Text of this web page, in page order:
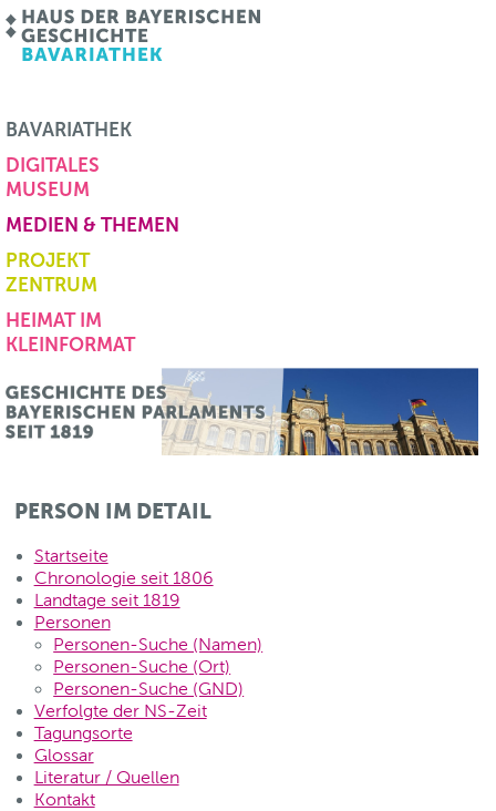
BAVARIATHEK
DIGITALES
MUSEUM
MEDIEN & THEMEN
PROJEKT
ZENTRUM
HEIMAT IM
KLEINFORMAT
PERSON IM DETAIL
Startseite
Chronologie seit 1806
Landtage seit 1819
Personen
Personen-Suche (Namen)
Personen-Suche (Ort)
Personen-Suche (GND)
Verfolgte der NS-Zeit
Tagungsorte
Glossar
Literatur / Quellen
Kontakt